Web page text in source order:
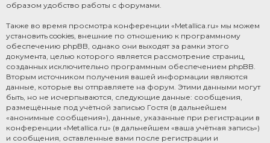
образом удобство работы с форумами.
Также во время просмотра конференции «Metallica.ru» мы можем
установить cookies, внешние по отношению к программному
обеспечению phpBB, однако они выходят за рамки этого
документа, целью которого является рассмотрение страниц,
созданных исключительно программным обеспечением phpBB.
Вторым источником получения вашей информации являются
данные, которые вы отправляете на форум. Этими данными могут
быть, но не исчерпываются, следующие данные: сообщения,
размещённые под учётной записью Гостя (в дальнейшем
«анонимные сообщения»), данные, указанные при регистрации в
конференции «Metallica.ru» (в дальнейшем «ваша учётная запись»)
и сообщения, оставленные вами после регистрации и